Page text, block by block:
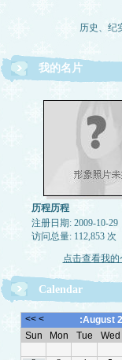
历史、纪
我的名片
历程历程
注册日期: 2009-10-29
访问总量: 112,853 次
点击查看我
Calendar